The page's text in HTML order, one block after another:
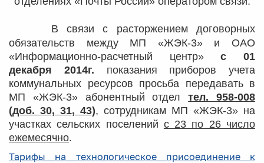
В связи с расторжением договорных
обязательств между МП «ЖЭК-3» и ОАО
«Информационно-расчетный центр»с 01
декабря 2014г. показания приборов учета
коммунальных ресурсов просьба передавать в
МП «ЖЭК-3» абонентный отдел
тел. 958-008
(доб. 30, 31, 43), сотрудникам МП «ЖЭК-3» на
участках сельских поселений с 23 по 26 число
ежемесячно.
Тарифы на технологическое присоединение к